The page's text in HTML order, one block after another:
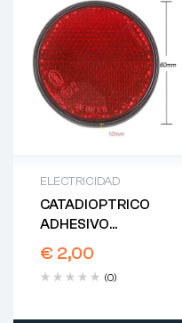
ELECTRICIDAD
CATADIOPTRICO
ADHESIVO
REDONDO ROJO
60MM
€ 2,00
(0)